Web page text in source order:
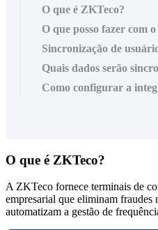
O que é ZKTeco?
O que posso fazer com
Sincronização de
Quais dados serão
Como configurar a
O que é ZKTeco?
A ZKTeco fornece terminais de
empresarial que eliminam fraudes
automatizam a gestão de frequê